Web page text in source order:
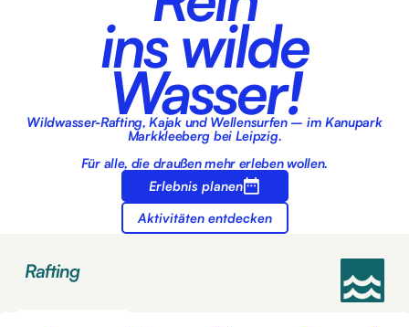
ins wilde
Wasser!
Wildwasser-Rafting, Kajak und Wellensurfen – im Kanupark
Markkleeberg bei Leipzig.
Für alle, die draußen mehr erleben wollen.
Erlebnis planen
Aktivitäten entdecken
Rafting